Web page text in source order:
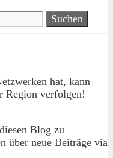
hat, kann
Region verfolgen!
Blog zu
über neue Beiträge via